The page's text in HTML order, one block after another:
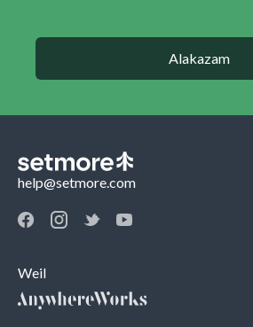
Alakazam
help@setmore.com
Weil